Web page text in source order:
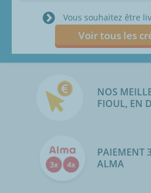
Vous souhaitez être
Voir tous les
NOS
FIOUL, EN
PAIEMENT
ALMA